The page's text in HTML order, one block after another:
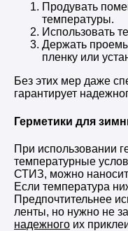
Продувать
температуры.
Использовать
Держать
пленку или
Без этих мер даже
гарантирует
Герметики для
При использовании
температурные
СТИЗ, можно
Если температура
Предпочтительнее
ленты, но нужно не
надежного их